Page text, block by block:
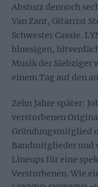
Absturz dennoch
Van Zant, Gitarrist
Schwester Cassie.
bluesigen,
Musik der Siebziger
einem Tag auf den
Zehn Jahre später:
verstorbenen
Gründungsmitglied
Bandmitglieder und
Lineups für eine
Verstorbenen. Wie